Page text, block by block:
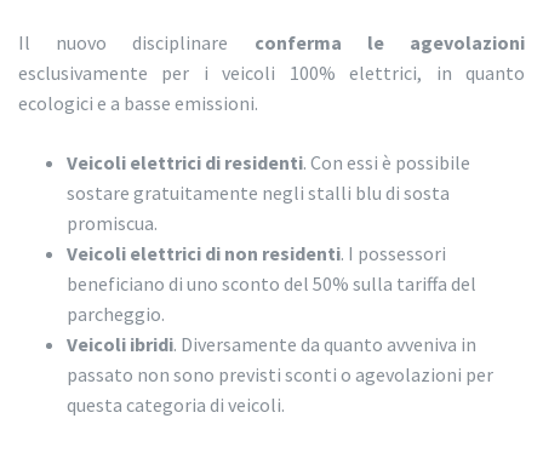
Il nuovo disciplinare conferma le agevolazioni
esclusivamente per i veicoli 100% elettrici, in quanto
ecologici e a basse emissioni.
Veicoli elettrici di residenti. Con essi è possibile
sostare gratuitamente negli stalli blu di sosta
promiscua.
Veicoli elettrici di non residenti. I possessori
beneficiano di uno sconto del 50% sulla tariffa del
parcheggio.
Veicoli ibridi. Diversamente da quanto avveniva in
passato non sono previsti sconti o agevolazioni per
questa categoria di veicoli.